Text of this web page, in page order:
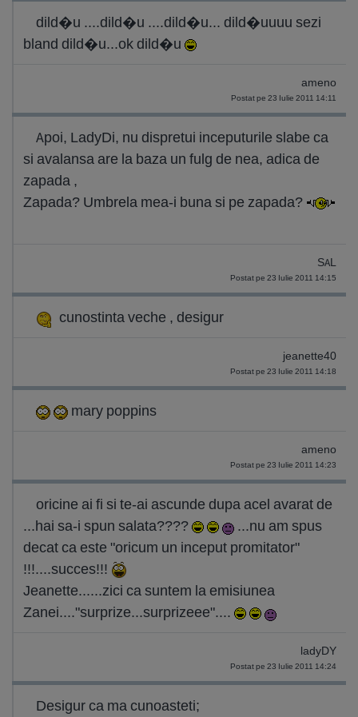
dild�u ....dild�u ....dild�u... dild�uuuu sezi
bland dild�u...ok dild�u
ameno
Postat pe 23 Iulie 2011 14:11
Apoi, LadyDi, nu dispretui inceputurile slabe ca
si avalansa are la baza un fulg de nea, adica de
zapada ,
Zapada? Umbrela mea-i buna si pe zapada?
SAL
Postat pe 23 Iulie 2011 14:15
cunostinta veche , desigur
jeanette40
Postat pe 23 Iulie 2011 14:18
mary poppins
ameno
Postat pe 23 Iulie 2011 14:23
oricine ai fi si te-ai ascunde dupa acel avarat de
...hai sa-i spun salata????
...nu am spus
decat ca este "oricum un inceput promitator"
!!!....succes!!!
Jeanette......zici ca suntem la emisiunea
Zanei...."surprize...surprizeee"....
ladyDY
Postat pe 23 Iulie 2011 14:24
Desigur ca ma cunoasteti;